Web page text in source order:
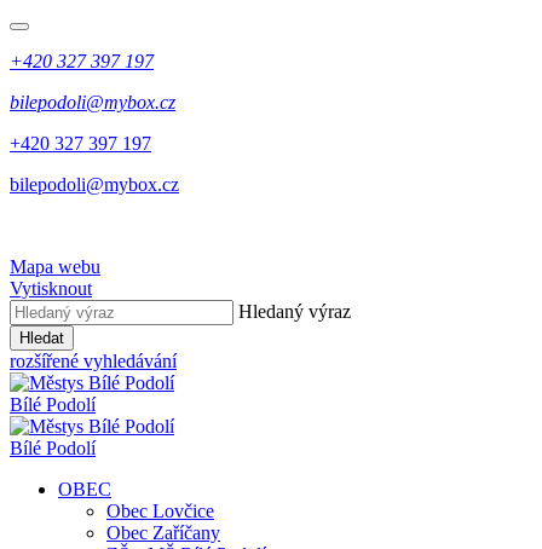
+420 327 397 197
bilepodoli@mybox.cz
+420 327 397 197
bilepodoli@mybox.cz
Mapa webu
Vytisknout
Hledaný výraz
Hledat
rozšířené vyhledávání
Bílé Podolí
Bílé Podolí
OBEC
Obec Lovčice
Obec Zaříčany